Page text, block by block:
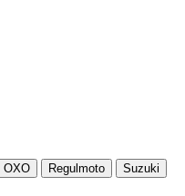
OXO Regulmoto
Suzuki